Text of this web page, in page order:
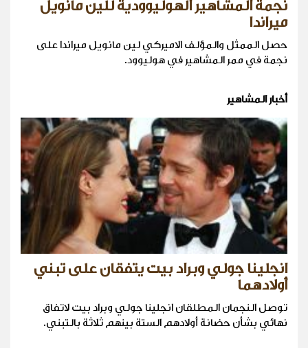
نجمة المشاهير الهوليوودية للين مانويل
ميراندا
حصل الممثل والمؤلف الاميركي لين مانويل ميراندا على
نجمة في ممر المشاهير في هوليوود.
أخبار المشاهير
انجلينا جولي وبراد بيت يتفقان على تبني
أولادهما
توصل النجمان المطلقان انجلينا جولي وبراد بيت لاتفاق
نهائي بشأن حضانة أولادهم الستة بينهم ثلاثة بالتبني.